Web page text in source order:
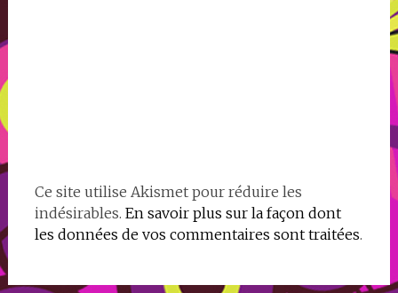
Ce site utilise Akismet pour réduire les
indésirables. En savoir plus sur la façon dont
les données de vos commentaires sont traitées.